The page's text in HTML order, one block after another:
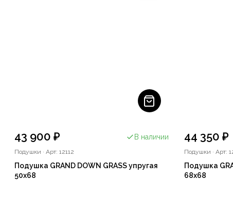
43 900 ₽ В наличии
Подушки · Арт: 12112
Подушка GRAND DOWN GRASS упругая
50x68
44 350 ₽
Подушки · Арт:
Подушка
68х68